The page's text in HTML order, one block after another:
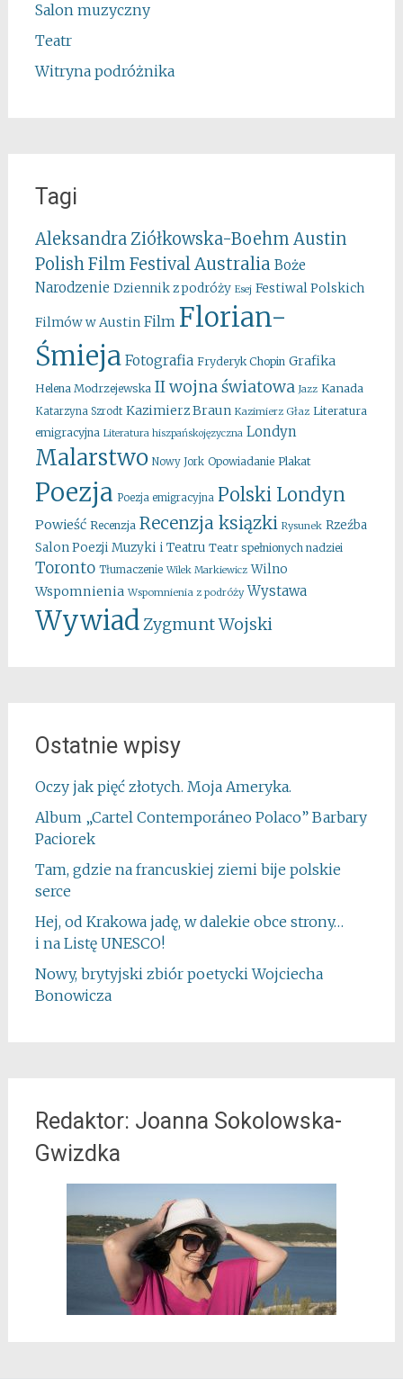
Salon muzyczny
Teatr
Witryna podróżnika
Tagi
Aleksandra Ziółkowska-Boehm Austin
Polish Film FestivalAustralia Boże
Narodzenie Dziennik z podróży Esej Festiwal Polskich
Filmów w Austin Film Florian-
Śmieja Fotografia Fryderyk Chopin Grafika
Helena Modrzejewska II wojna światowa Jazz Kanada
Katarzyna Szrodt Kazimierz Braun Kazimierz Głaz Literatura
emigracyjna Literatura hiszpańskojęzyczna Londyn
Malarstwo Nowy Jork Opowiadanie Plakat
Poezja Poezja emigracyjna Polski Londyn
Powieść Recenzja Recenzja ksiązki Rysunek Rzeźba
Salon Poezji Muzyki i Teatru Teatr spełnionych nadziei
Toronto Tłumaczenie Wilek Markiewicz Wilno
Wspomnienia Wspomnienia z podróży Wystawa
WywiadZygmunt Wojski
Ostatnie wpisy
Oczy jak pięć złotych. Moja Ameryka.
Album „Cartel Contemporáneo Polaco” Barbary
Paciorek
Tam, gdzie na francuskiej ziemi bije polskie
serce
Hej, od Krakowa jadę, w dalekie obce strony…
i na Listę UNESCO!
Nowy, brytyjski zbiór poetycki Wojciecha
Bonowicza
Redaktor: Joanna Sokolowska-
Gwizdka